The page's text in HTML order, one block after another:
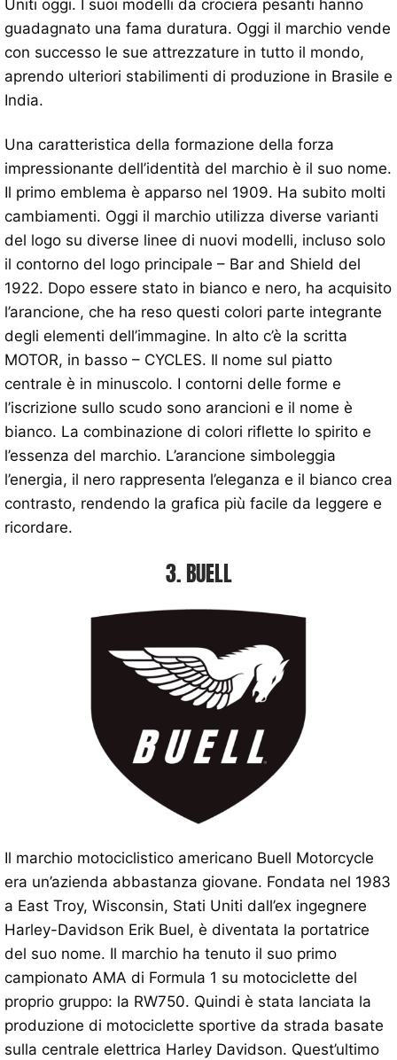
Uniti oggi. I suoi modelli da crociera pesanti hanno
guadagnato una fama duratura. Oggi il marchio vende
con successo le sue attrezzature in tutto il mondo,
aprendo ulteriori stabilimenti di produzione in Brasile e
India.
Una caratteristica della formazione della forza
impressionante dell’identità del marchio è il suo nome.
Il primo emblema è apparso nel 1909. Ha subito molti
cambiamenti. Oggi il marchio utilizza diverse varianti
del logo su diverse linee di nuovi modelli, incluso solo
il contorno del logo principale – Bar and Shield del
1922. Dopo essere stato in bianco e nero, ha acquisito
l’arancione, che ha reso questi colori parte integrante
degli elementi dell’immagine. In alto c’è la scritta
MOTOR, in basso – CYCLES. Il nome sul piatto
centrale è in minuscolo. I contorni delle forme e
l’iscrizione sullo scudo sono arancioni e il nome è
bianco. La combinazione di colori riflette lo spirito e
l’essenza del marchio. L’arancione simboleggia
l’energia, il nero rappresenta l’eleganza e il bianco crea
contrasto, rendendo la grafica più facile da leggere e
ricordare.
3. BUELL
Il marchio motociclistico americano Buell Motorcycle
era un’azienda abbastanza giovane. Fondata nel 1983
a East Troy, Wisconsin, Stati Uniti dall’ex ingegnere
Harley-Davidson Erik Buel, è diventata la portatrice
del suo nome. Il marchio ha tenuto il suo primo
campionato AMA di Formula 1 su motociclette del
proprio gruppo: la RW750. Quindi è stata lanciata la
produzione di motociclette sportive da strada basate
sulla centrale elettrica Harley Davidson. Quest’ultimo